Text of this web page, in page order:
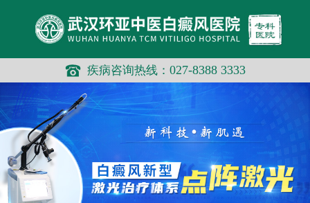
疾病咨询热线： 027-8388 3333